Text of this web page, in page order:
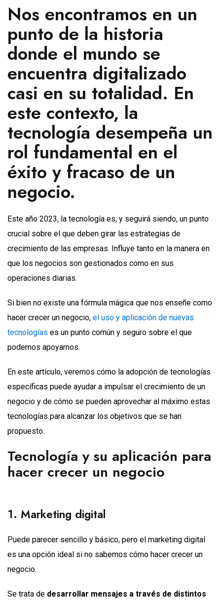
Nos encontramos en un
punto de la historia
donde el mundo se
encuentra digitalizado
casi en su totalidad. En
este contexto, la
tecnología desempeña un
rol fundamental en el
éxito y fracaso de un
negocio.
Este año 2023, la tecnología es, y seguirá siendo, un punto
crucial sobre el que deben girar las estrategias de
crecimiento de las empresas. Influye tanto en la manera en
que los negocios son gestionados como en sus
operaciones diarias.
Si bien no existe una fórmula mágica que nos enseñe como
hacer crecer un negocio, el uso y aplicación de nuevas
tecnologías es un punto común y seguro sobre el que
podemos apoyarnos.
En este artículo, veremos cómo la adopción de tecnologías
específicas puede ayudar a impulsar el crecimiento de un
negocio y de cómo se pueden aprovechar al máximo estas
tecnologías para alcanzar los objetivos que se han
propuesto.
Tecnología y su aplicación para
hacer crecer un negocio
1. Marketing digital
Puede parecer sencillo y básico, pero el marketing digital
es una opción ideal si no sabemos cómo hacer crecer un
negocio.
Se trata de desarrollar mensajes a través de distintos